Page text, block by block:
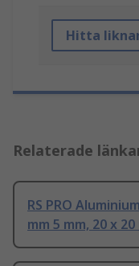
Hitta
Relaterade
RS PRO
mm 5 mm, 20 x